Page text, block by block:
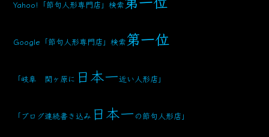
Yahoo!「節句人形専門店」検索
Google「節句人形専門店」検索第一位
「岐阜 関ヶ原に 日本一近い人形店」
「ブログ連続書き込み 日本一 の節句人形店」